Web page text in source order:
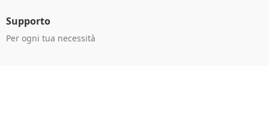
Supporto
Per ogni tua necessità